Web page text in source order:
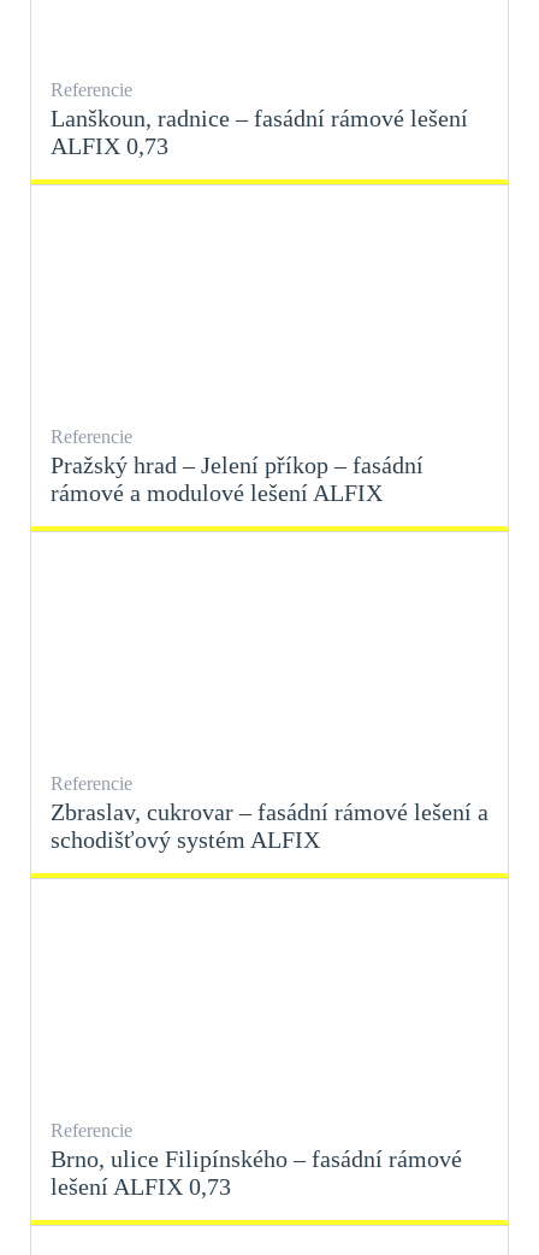
Referencie
Lanškoun, radnice – fasádní rámové lešení
ALFIX 0,73
Referencie
Pražský hrad – Jelení příkop – fasádní
rámové a modulové lešení ALFIX
Referencie
Zbraslav, cukrovar – fasádní rámové lešení a
schodišťový systém ALFIX
Referencie
Brno, ulice Filipínského – fasádní rámové
lešení ALFIX 0,73